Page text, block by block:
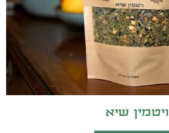
ויטמין שיא